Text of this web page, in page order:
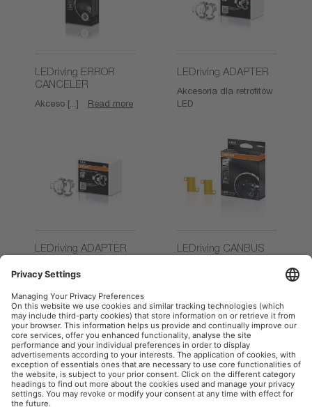
LEDriving ERROR
CANCELER
Akceso [...] Read more
LEDriving ADAPTER
Akcesoria dla retrofitów
LED
LEDriving ADAPTER
Akceso [...]
LEDriving CANBUS
OSRAM AutoMoto w mediach społecznościowych
Informacje firmowe Warunki użytkowania